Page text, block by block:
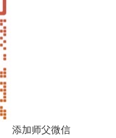
添加师父微信